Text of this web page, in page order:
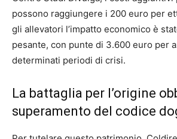
possono raggiungere i 200 euro per
gli allevatori l’impatto economico è
pesante, con punte di 3.600 euro per
determinati periodi di crisi.
La battaglia per l’origine
superamento del codice